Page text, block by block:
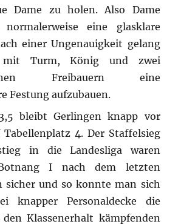
Dame zu holen. Also Dame
eine glasklare
einer Ungenauigkeit gelang
mit Turm, König und zwei
Freibauern eine
Festung aufzubauen.
bleibt Gerlingen knapp vor
4. Der Staffelsieg
in die Landesliga waren
I nach dem letzten
sicher und so konnte man sich
knapper Personaldecke die
Klassenerhalt kämpfenden